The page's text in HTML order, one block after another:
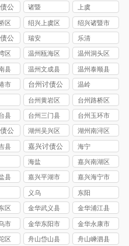
讨债公司
讨债公司
公
诸暨 上虞
区
绍兴上虞区
讨债公司
绍兴诸暨市
讨债公司
公
瑞安 乐清
区
温州瓯海区
讨债公司
温州洞头区
讨债公司
县
温州文成县
讨债公司
温州泰顺县
讨债公司
市
台州讨债公
司
温岭
台州黄岩区
讨债公司
台州路桥区
讨债公司
县
台州三门县
讨债公司
台州玉环市
讨债公司
公
湖州吴兴区
讨债公司
湖州南浔区
讨债公司
县
嘉兴讨债公
司
海宁
海盐
嘉兴南湖区
讨债公司
县
嘉兴平湖市
讨债公司
嘉兴海宁市
讨债公司
义乌 东阳
区
金华武义县
讨债公司
金华浦江县
讨债公司
市
金华东阳市
讨债公司
金华永康市
讨债公司
区
舟山岱山县
舟山嵊泗县